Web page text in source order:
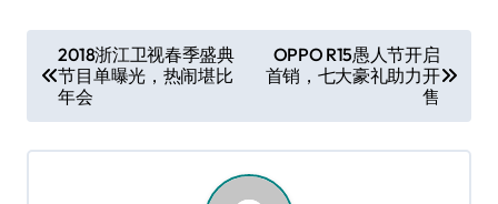
章
导
航
2018浙江卫视春季盛典
节目单曝光，热闹堪比
年会
OPPO R15愚人节开启
首销，七大豪礼助力开
售